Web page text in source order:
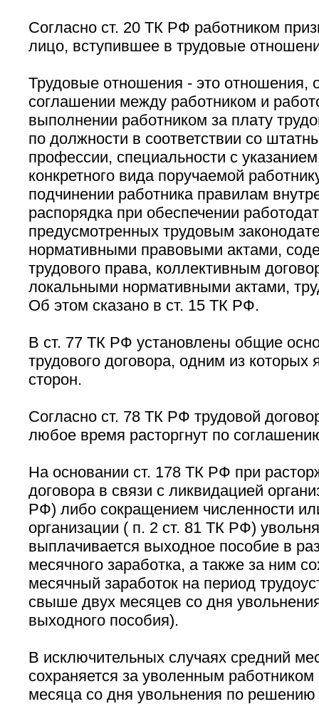
Согласно ст. 20 ТК РФ работником
лицо, вступившее в трудовые
Трудовые отношения - это отношения,
соглашении между работником и
выполнении работником за плату
по должности в соответствии со
профессии, специальности с
конкретного вида поручаемой
подчинении работника правилам
распорядка при обеспечении
предусмотренных трудовым
нормативными правовыми актами,
трудового права, коллективным
локальными нормативными актами,
Об этом сказано в ст. 15 ТК РФ.
В ст. 77 ТК РФ установлены общие
трудового договора, одним из которых
сторон.
Согласно ст. 78 ТК РФ трудовой
любое время расторгнут по
На основании ст. 178 ТК РФ при
договора в связи с ликвидацией
РФ) либо сокращением численности
организации ( п. 2 ст. 81 ТК РФ)
выплачивается выходное пособие в
месячного заработка, а также за ним
месячный заработок на период
свыше двух месяцев со дня
выходного пособия).
В исключительных случаях средний
сохраняется за уволенным работником
месяца со дня увольнения по